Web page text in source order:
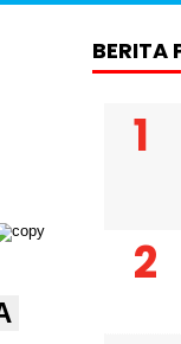
BERITA